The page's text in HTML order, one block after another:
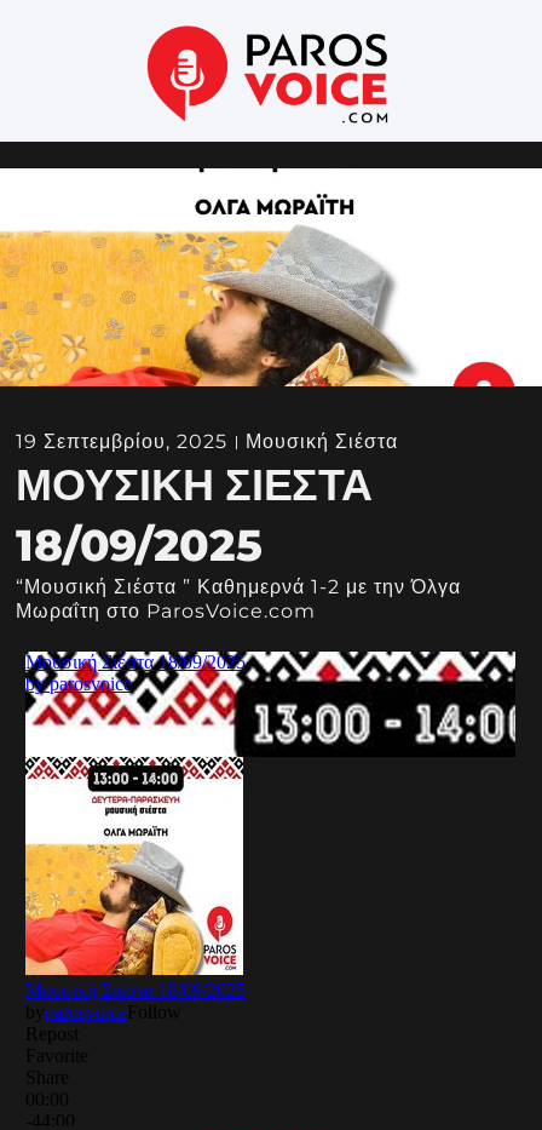
19 Σεπτεμβρίου, 2025 Μουσική Σιέστα
ΜΟΥΣΙΚΉ ΣΙΈΣΤΑ
18/09/2025
“Μουσική Σιέστα ” Καθημερνά 1-2 με την Όλγα
Μωραΐτη στο ParosVoice.com